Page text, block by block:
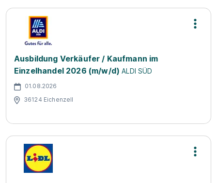
Ausbildung Verkäufer / Kaufmann im
Einzelhandel 2026 (m/w/d) ALDI SÜD
01.08.2026
36124 Eichenzell